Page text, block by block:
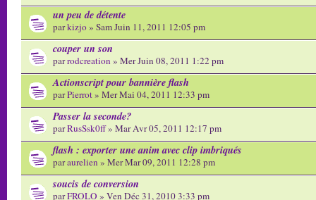
un peu de détente
parkizjo» Sam Juin 11, 2011 12:05 pm
couper un son
parrodcreation » Mer Juin 08, 2011 1:22 pm
Actionscript pour bannière flash
parPierrot» Mer Mai 04, 2011 12:33 pm
Passer la seconde?
parRusSsk0ff» Mar Avr 05, 2011 12:17 pm
flash : exporter une anim avec clip imbriqués
paraurelien » Mer Mar 09, 2011 12:28 pm
soucis de conversion
parFROLO » Ven Déc 31, 2010 3:33 pm